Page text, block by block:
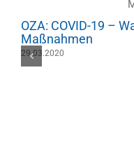
OZA: COVID-19 –
Maßnahmen
29.03.2020